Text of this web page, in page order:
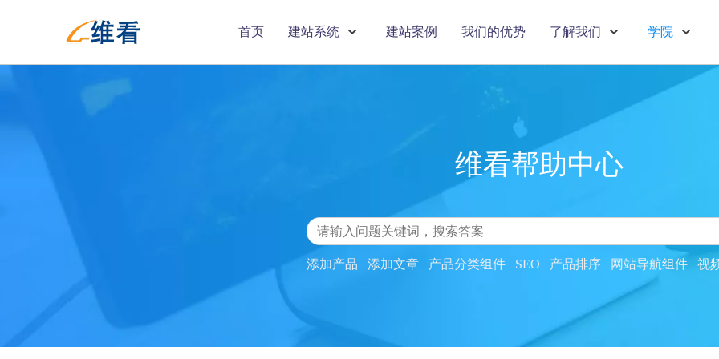
首页 建站系统 建站案例 我们的优势 了解我们 学院
维看帮助中心
添加产品 添加文章 产品分类组件 SEO 产品排序 网站导航组件 视